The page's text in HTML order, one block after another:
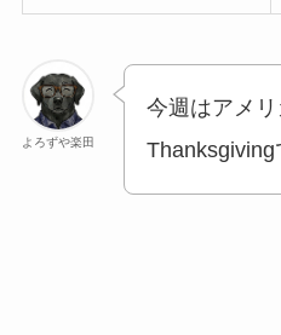
よろずや楽田
今週はアメ
Thanksgiving